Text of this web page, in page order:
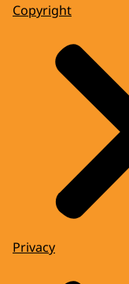
Copyright
Privacy